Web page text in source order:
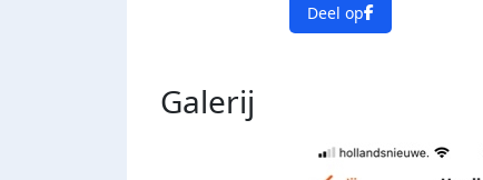
Deel op
Galerij